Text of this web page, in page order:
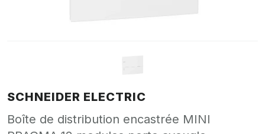
SCHNEIDER ELECTRIC
Boîte de distribution encastrée MINI